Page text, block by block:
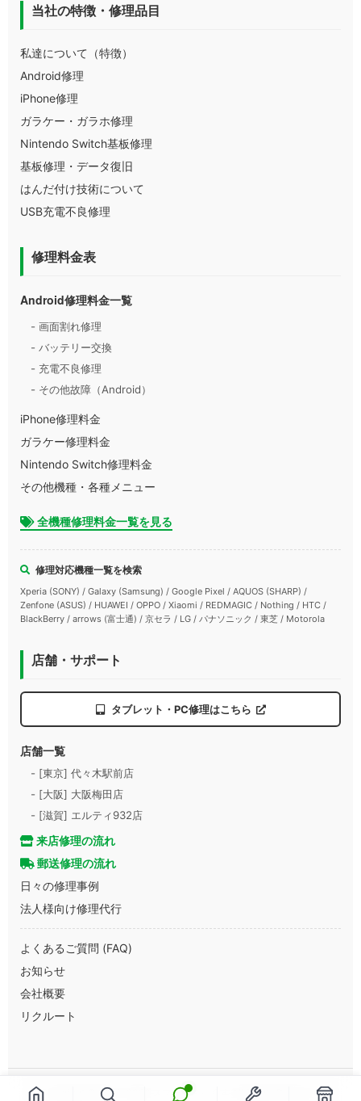
当社の特徴・修理品目
私達について（特徴）
Android修理
iPhone修理
ガラケー・ガラホ修理
Nintendo Switch基板修理
基板修理・データ復旧
はんだ付け技術について
USB充電不良修理
修理料金表
Android修理料金一覧
- 画面割れ修理
- バッテリー交換
- 充電不良修理
- その他故障（Android）
iPhone修理料金
ガラケー修理料金
Nintendo Switch修理料金
その他機種・各種メニュー
全機種修理料金一覧を見る
修理対応機種一覧を検索
Xperia (SONY) / Galaxy (Samsung) / Google Pixel / AQUOS (SHARP) /
Zenfone (ASUS) / HUAWEI / OPPO / Xiaomi / REDMAGIC / Nothing / HTC /
BlackBerry / arrows (富士通) / 京セラ / LG / パナソニック / 東芝 / Motorola
店舗・サポート
タブレット・PC修理はこちら
店舗一覧
- [東京] 代々木駅前店
- [大阪] 大阪梅田店
- [滋賀] エルティ932店
来店修理の流れ
郵送修理の流れ
日々の修理事例
法人様向け修理代行
よくあるご質問 (FAQ)
お知らせ
会社概要
リクルート
Copyright © 2013-2026 スマートまっくす All Rights Reserved.